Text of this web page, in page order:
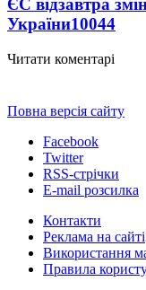
ЄС відзавтра
України10044
Читати коментарі
Повна версія сайту
Facebook
Twitter
RSS-стрічки
E-mail розсилка
Контакти
Реклама на сайті
Використання
Правила